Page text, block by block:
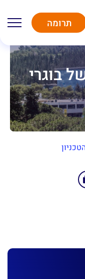
תרומה
בוגרי